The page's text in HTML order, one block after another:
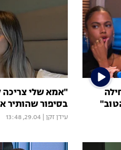
"אמא שלי צריכה
בסיפור שהותיר
עידן זקן 29.04, 13:48